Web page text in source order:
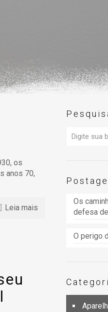
os
anos 70,
Leia mais
Os
defesa
O perigo